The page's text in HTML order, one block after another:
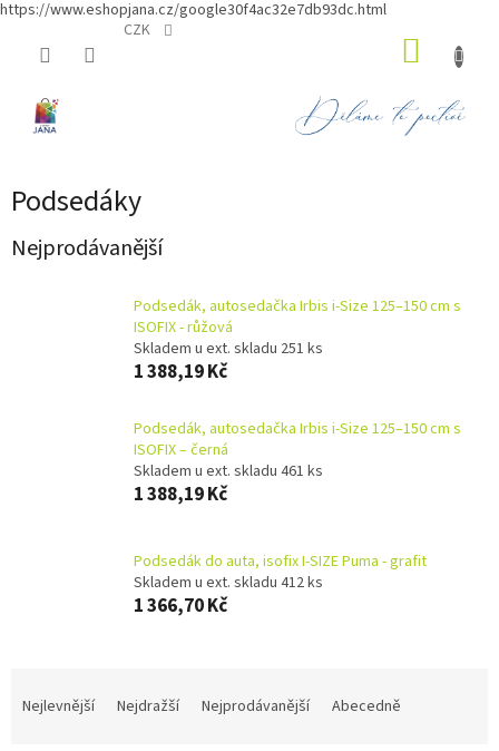
https://www.eshopjana.cz/google30f4ac32e7db93dc.html
CZK
Podsedáky
Nejprodávanější
Podsedák, autosedačka Irbis i-Size 125–150 cm s
ISOFIX - růžová
Skladem u ext. skladu 251 ks
1 388,19 Kč
Podsedák, autosedačka Irbis i-Size 125–150 cm s
ISOFIX – černá
Skladem u ext. skladu 461 ks
1 388,19 Kč
Podsedák do auta, isofix I-SIZE Puma - grafit
Skladem u ext. skladu 412 ks
1 366,70 Kč
Nejlevnější Nejdražší Nejprodávanější Abecedně